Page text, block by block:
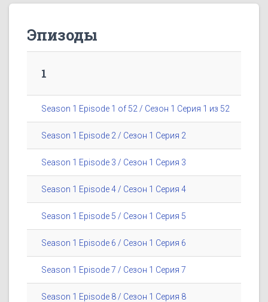
Эпизоды
1
Season 1 Episode 1 of 52 / Сезон 1 Серия 1 из 52
Season 1 Episode 2 / Сезон 1 Серия 2
Season 1 Episode 3 / Сезон 1 Серия 3
Season 1 Episode 4 / Сезон 1 Серия 4
Season 1 Episode 5 / Сезон 1 Серия 5
Season 1 Episode 6 / Сезон 1 Серия 6
Season 1 Episode 7 / Сезон 1 Серия 7
Season 1 Episode 8 / Сезон 1 Серия 8